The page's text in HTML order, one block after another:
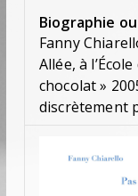
Biographie
Fanny
Allée, à
chocolat »
discrètement